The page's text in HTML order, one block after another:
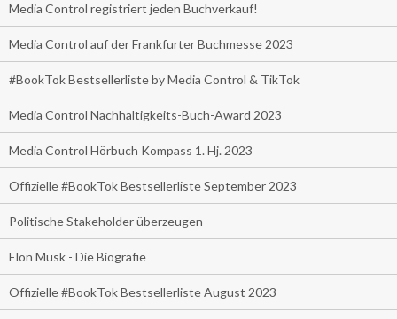
Media Control registriert jeden Buchverkauf!
Media Control auf der Frankfurter Buchmesse 2023
#BookTok Bestsellerliste by Media Control & TikTok
Media Control Nachhaltigkeits-Buch-Award 2023
Media Control Hörbuch Kompass 1. Hj. 2023
Offizielle #BookTok Bestsellerliste September 2023
Politische Stakeholder überzeugen
Elon Musk - Die Biografie
Offizielle #BookTok Bestsellerliste August 2023